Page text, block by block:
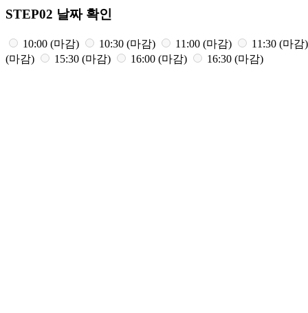
STEP02 날짜 확인
10:00 (마감) 10:30 (마감) 11:00 (마감)
11:30 (마
(마감)
15:30 (마감) 16:00 (마감) 16:30 (마감)